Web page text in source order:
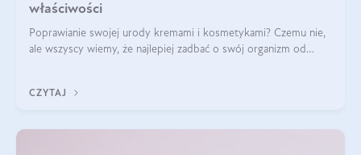
właściwości
Poprawianie swojej urody kremami i kosmetykami? Czemu nie,
ale wszyscy wiemy, że najlepiej zadbać o swój organizm od
wysokiej jakości suplem
CZYTAJ